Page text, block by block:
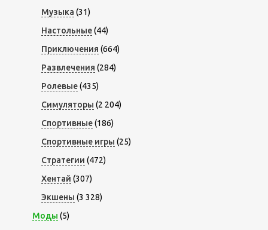
Музыка (31)
Настольные(44)
Приключения (664)
Развлечения (284)
Ролевые(435)
Симуляторы (2 204)
Спортивные(186)
Спортивные игры (25)
Стратегии (472)
Хентай (307)
Экшены (3 328)
Моды (5)